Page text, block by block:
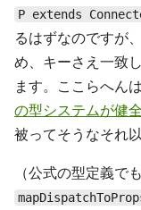
P extends
るはずなのですが
め、キーさえ一致
ます。ここらへんは
の型システムが健
被ってそうなそれ
（公式の型定義で